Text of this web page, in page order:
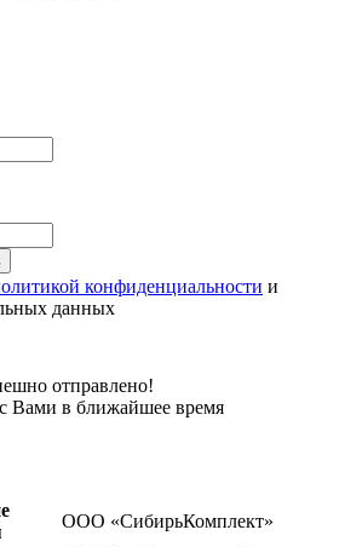
конфиденциальности и
данных
отправлено!
Вами в ближайшее время
ООО «СибирьКомплект»